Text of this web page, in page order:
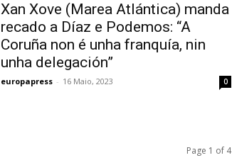
Xan Xove (Marea Atlántica) manda
recado a Díaz e Podemos: “A
Coruña non é unha franquía, nin
unha delegación”
europapress - 16 Maio, 2023 0
Page 1 of 4